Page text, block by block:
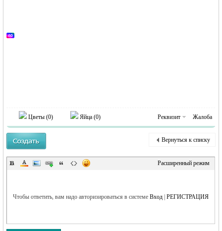
MEINLAND.
Цветы (0) Яйца (0) Реквизит Жалоба
Вернуться к списку
Расширенный режим
Чтобы ответить, вам надо авторизироваться в системеВход |РЕГИСТРАЦИЯ